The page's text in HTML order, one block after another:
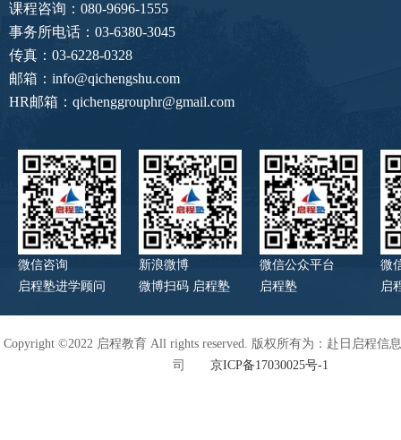
课程咨询：080-9696-1555
事务所电话：03-6380-3045
传真：03-6228-0328
邮箱：info@qichengshu.com
HR邮箱：qichenggrouphr@gmail.com
微信咨询
启程塾进学顾问
新浪微博
微博扫码 启程塾
微信公众平台
启程塾
微
启
Copyright ©2022 启程教育 All rights reserved. 版权所有为：赴日启程信
司 京ICP备17030025号-1